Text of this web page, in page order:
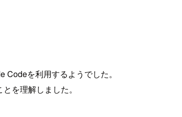
Codeを利用するようでした。
を理解しました。